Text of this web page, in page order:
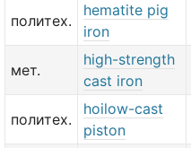
политех.
hematite pig
iron
мет.
high-strength
cast iron
политех.
hoilow-cast
piston